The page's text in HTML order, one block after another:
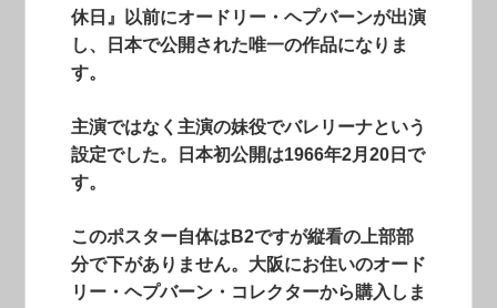
休日』以前にオードリー・ヘプバーンが出演
し、日本で公開された唯一の作品になりま
す。
主演ではなく主演の妹役でバレリーナという
設定でした。日本初公開は1966年2月20日で
す。
このポスター自体はB2ですが縦看の上部部
分で下がありません。大阪にお住いのオード
リー・ヘプバーン・コレクターから購入しま